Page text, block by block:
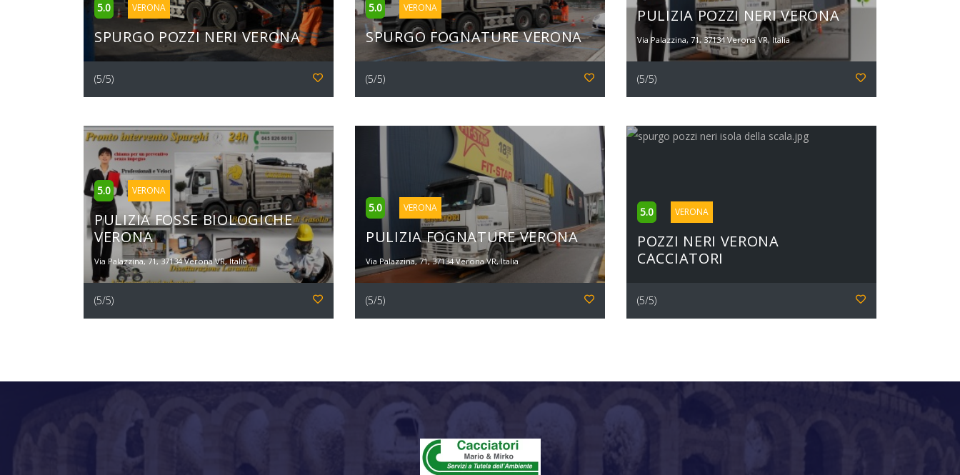
5.0 VERONA
SPURGO POZZI NERI VERONA
(5/5)
5.0 VERONA
SPURGO FOGNATURE VERONA
(5/5)
PULIZIA POZZI NERI VERONA
Via Palazzina, 71, 37134 Verona VR, Italia
(5/5)
5.0 VERONA
PULIZIA FOSSE BIOLOGICHE
VERONA
Via Palazzina, 71, 37134 Verona VR, Italia
(5/5)
5.0 VERONA
PULIZIA FOGNATURE VERONA
Via Palazzina, 71, 37134 Verona VR, Italia
(5/5)
5.0 VERONA
POZZI NERI VERONA
CACCIATORI
(5/5)